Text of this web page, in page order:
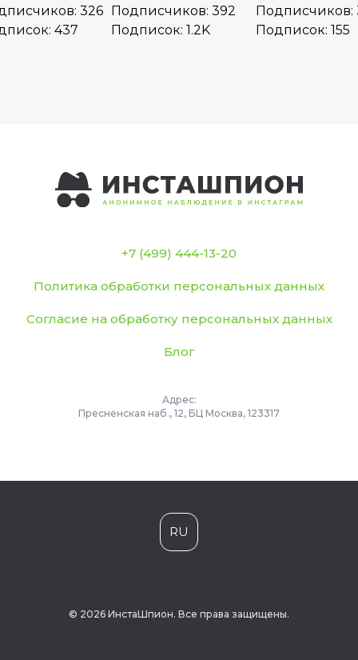
326
437
Подписчиков: 392
Подписок: 1.2K
Подписчиков:
Подписок: 155
+7 (499) 444-13-20
Политика обработки персональных данных
Согласие на обработку персональных данных
Блог
Адрес:
Пресненская наб., 12, БЦ Москва, 123317
RU
© 2026 ИнстаШпион. Все права защищены.